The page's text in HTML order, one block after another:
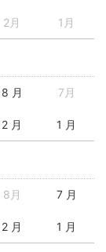
2月 1月
8 月 7月
2 月 1 月
8月 7 月
2 月 1 月